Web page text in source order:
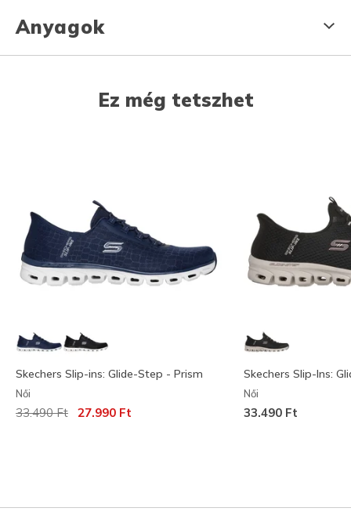
Anyagok
Ez még tetszhet
Skechers Slip-ins: Glide-Step - Prism
Női
Az ár a következőhöz képest csökkent:
33.490 Ft címzett:
27.990 Ft
Skechers Slip-Ins:
Női
33.490 Ft